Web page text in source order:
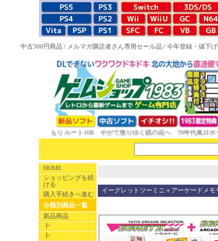
中古300円商品 / メルマガ購読者さん専用セール品 / 今年登録・値下
晦󠄀つきこもり ルート16R やがて散りゆく鏡の花へ 70年代風ロボット
HOME
ショッピングを続
ける
購入手続きへ進む
分類別商品一覧
新品商品
┣
┣
イーグレットツーミニ＋アーケードメ